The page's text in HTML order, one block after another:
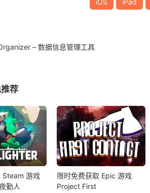
iOS iPad
– 数据信息管理工具
荐
Steam 游戏
勤人
限时免费获取 Epic 游戏
Project First